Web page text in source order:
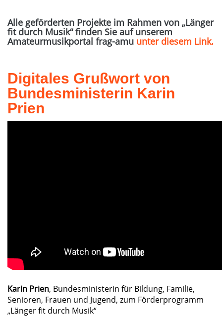
Alle geförderten Projekte im Rahmen von „Länger
fit durch Musik“ finden Sie auf unserem
Amateurmusikportal frag-amu unter diesem Link.
Digitales Grußwort von
Bundesministerin Karin
Prien
Karin Prien, Bundesministerin für Bildung, Familie,
Senioren, Frauen und Jugend, zum Förderprogramm
„Länger fit durch Musik“